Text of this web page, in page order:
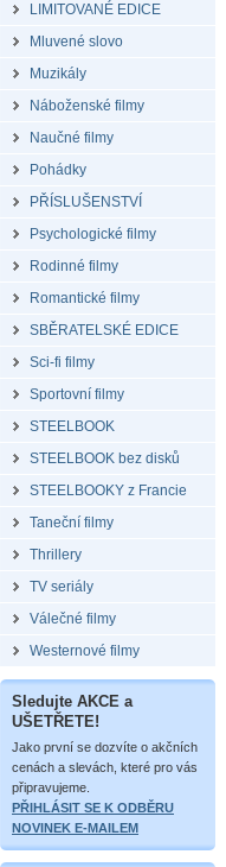
LIMITOVANÉ EDICE
Mluvené slovo
Muzikály
Náboženské filmy
Naučné filmy
Pohádky
PŘÍSLUŠENSTVÍ
Psychologické filmy
Rodinné filmy
Romantické filmy
SBĚRATELSKÉ EDICE
Sci-fi filmy
Sportovní filmy
STEELBOOK
STEELBOOK bez disků
STEELBOOKY z Francie
Taneční filmy
Thrillery
TV seriály
Válečné filmy
Westernové filmy
Sledujte AKCE a
UŠETŘETE!
Jako první se dozvíte o akčních
cenách a slevách, které pro vás
připravujeme.
PŘIHLÁSIT SE K ODBĚRU
NOVINEK E-MAILEM